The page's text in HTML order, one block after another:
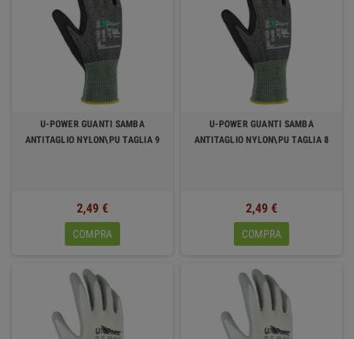
U-POWER GUANTI SAMBA
ANTITAGLIO NYLON\PU TAGLIA 9
2,49 €
COMPRA
U-POWER GUANTI SAMBA
ANTITAGLIO NYLON\PU TAGLIA 8
2,49 €
COMPRA